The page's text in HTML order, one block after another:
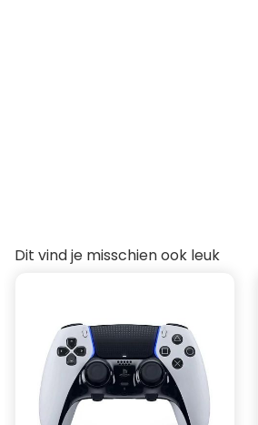
Dit vind je misschien ook leuk